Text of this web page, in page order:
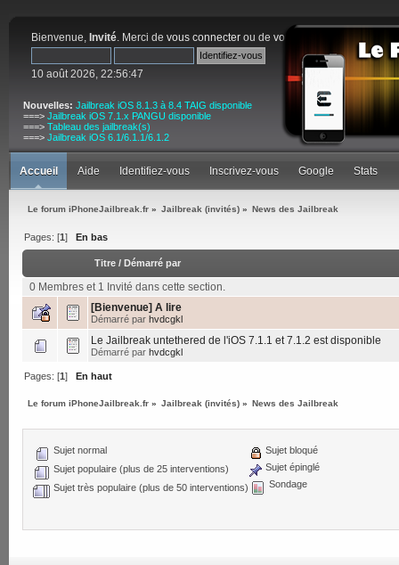
Bienvenue, Invité. Merci de vous connecter ou de vous inscrire
10 août 2026, 22:56:47
Nouvelles: Jailbreak iOS 8.1.3 à 8.4 TAIG disponible
===> Jailbreak iOS 7.1.x PANGU disponible
===> Tableau des jailbreak(s)
===> Jailbreak iOS 6.1/6.1.1/6.1.2
Accueil Aide Identifiez-vous Inscrivez-vous Google Stats
Le forum iPhoneJailbreak.fr » Jailbreak (invités) » News des Jailbreak
Pages: [1] En bas
Titre/ Démarré par
0 Membres et 1 Invité dans cette section.
[Bienvenue] A lire
Démarré par hvdcgkl
Le Jailbreak untethered de l'iOS 7.1.1 et 7.1.2 est disponible
Démarré par hvdcgkl
Pages: [1]En haut
Le forum iPhoneJailbreak.fr » Jailbreak (invités) » News des Jailbreak
Sujet normal
Sujet populaire (plus de 25 interventions)
Sujet très populaire (plus de 50 interventions)
Sujet bloqué
Sujet épinglé
Sondage